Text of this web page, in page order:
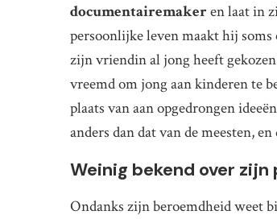
documentairemaker en laat in
persoonlijke leven maakt hij
zijn vriendin al jong heeft
vreemd om jong aan kinderen te
plaats van aan opgedrongen
anders dan dat van de meesten,
Weinig bekend over zijn
Ondanks zijn beroemdheid weet